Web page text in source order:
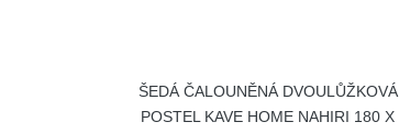
ŠEDÁ ČALOUNĚNÁ DVOULŮŽKOVÁ
POSTEL KAVE HOME NAHIRI 180 X